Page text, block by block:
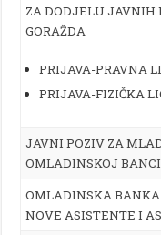
ZA DODJELU JAVNIH
GORAŽDA
PRIJAVA-PRAVNA
PRIJAVA-FIZIČKA
JAVNI POZIV ZA
OMLADINSKOJ BANCI
OMLADINSKA BANKA
NOVE ASISTENTE I